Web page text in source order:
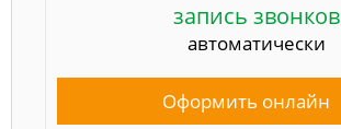
запись звонков
автоматически
Оформить онлайн